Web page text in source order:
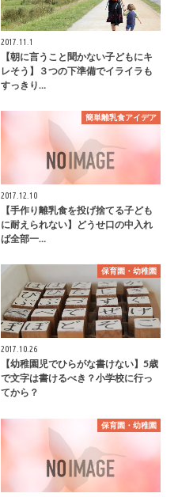
2017.11.1
【朝に言うこと聞かない子どもにキ
レそう】３つの下準備でイライラも
すっきり…
簡単離乳食アイデア
2017.12.10
【手作り離乳食を投げ捨てる子ども
に耐えられない】どうせ口の中入れ
ば全部一…
保育園・幼稚園
2017.10.26
【幼稚園児でひらがな書けない】5歳
で文字は書けるべき？小学校に行っ
てから？
保育園・幼稚園